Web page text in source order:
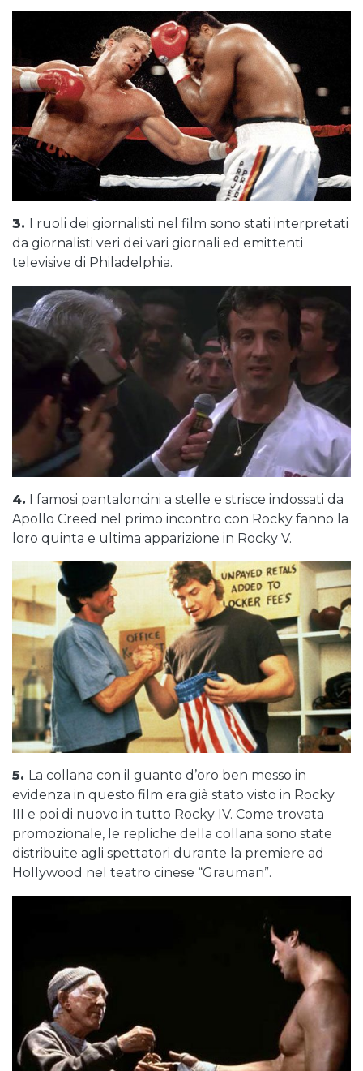
3.
I ruoli dei giornalisti nel film sono stati interpretati
da giornalisti veri dei vari giornali ed emittenti
televisive di Philadelphia.
4. I famosi pantaloncini a stelle e strisce indossati da
Apollo Creed nel primo incontro con Rocky fanno la
loro quinta e ultima apparizione in Rocky V.
5. La collana con il guanto d’oro ben messo in
evidenza in questo film era già stato visto in Rocky
III e poi di nuovo in tutto Rocky IV. Come trovata
promozionale, le repliche della collana sono state
distribuite agli spettatori durante la premiere ad
Hollywood nel teatro cinese “Grauman”.